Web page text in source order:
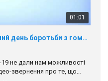
01:01
17 травня IDAHO. Міжнародний день боротьби з гомофобією трансфобією і біфобія.
19 не дали нам можливості
звернення про те, що